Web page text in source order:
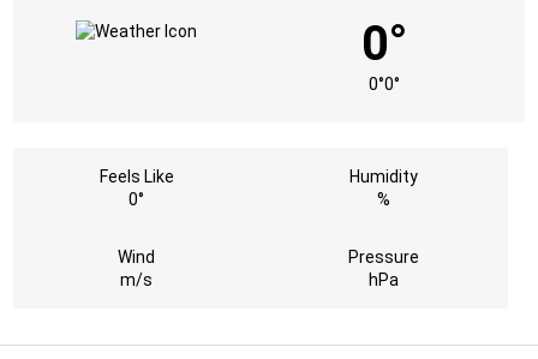
0°
0°0°
Feels Like
0°
Humidity
%
Wind
m/s
Pressure
hPa